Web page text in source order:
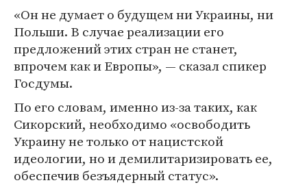
«Он не думает о будущем ни Украины, ни
Польши. В случае реализации его
предложений этих стран не станет,
впрочем как и Европы», — сказал спикер
Госдумы.
По его словам, именно из-за таких, как
Сикорский, необходимо «освободить
Украину не только от нацистской
идеологии, но и демилитаризировать ее,
обеспечив безъядерный статус».